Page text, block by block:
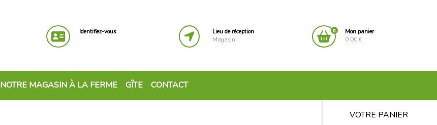
Identifiez-vous
Lieu de réception
Magasin
0
Mon panier
0.00 €
NOTRE MAGASIN À LA FERME GÎTE CONTACT
VOTRE PANIER